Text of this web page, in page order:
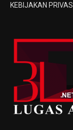
KEBIJAKAN PRIVASI